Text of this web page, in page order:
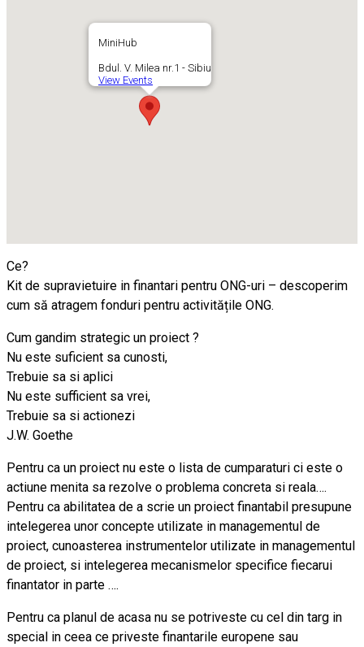
MiniHub
Bdul. V. Milea nr.1 - Sibiu
View Events
Ce?
Kit de supravietuire in finantari pentru ONG-uri – descoperim
cum să atragem fonduri pentru activitățile ONG.
Cum gandim strategic un proiect ?
Nu este suficient sa cunosti,
Trebuie sa si aplici
Nu este sufficient sa vrei,
Trebuie sa si actionezi
J.W. Goethe
Pentru ca un proiect nu este o lista de cumparaturi ci este o
actiune menita sa rezolve o problema concreta si reala….
Pentru ca abilitatea de a scrie un proiect finantabil presupune
intelegerea unor concepte utilizate in managementul de
proiect, cunoasterea instrumentelor utilizate in managementul
de proiect, si intelegerea mecanismelor specifice fiecarui
finantator in parte ….
Pentru ca planul de acasa nu se potriveste cu cel din targ in
special in ceea ce priveste finantarile europene sau